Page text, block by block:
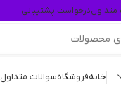
متداولدرخواست پشتیبانی
خانهفروشگاهسوالات متداول